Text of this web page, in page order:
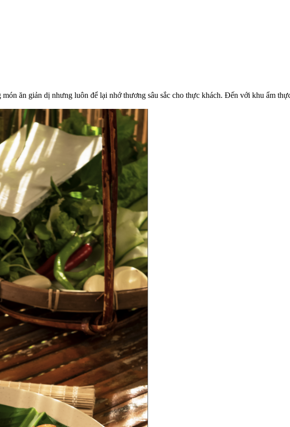
ăn giản dị nhưng luôn để lại nhớ thương sâu sắc cho thực khách. Đến với khu ẩm